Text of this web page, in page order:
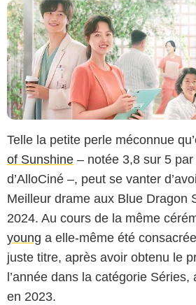
Telle la petite perle méconnue
of Sunshine – notée 3,8 sur 5
d’AlloCiné –, peut se vanter
Meilleur drame aux Blue Dragon
2024. Au cours de la même
young a elle-même été
juste titre, après avoir obtenu le
l’année dans la catégorie
en 2023.